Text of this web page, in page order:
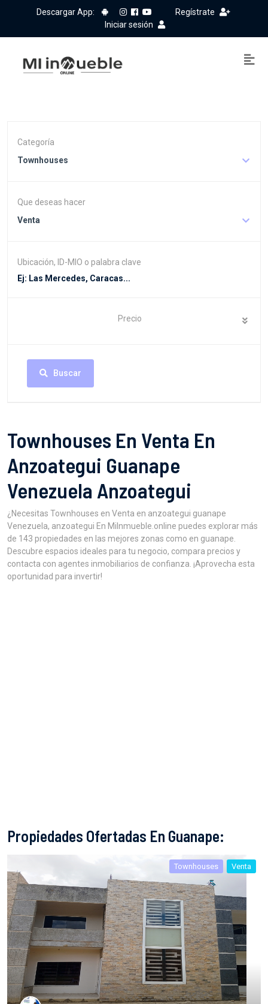
Descargar App:
Regístrate
Iniciar sesión
Categoría
Townhouses
Que deseas hacer
Venta
Ubicación, ID-MIO o palabra clave
Precio
Buscar
Townhouses En Venta En
Anzoategui Guanape
Venezuela Anzoategui
¿Necesitas Townhouses en Venta en anzoategui guanape
Venezuela, anzoategui En MiInmueble.online puedes explorar más
de 143 propiedades en las mejores zonas como en guanape.
Descubre espacios ideales para tu negocio, compara precios y
contacta con agentes inmobiliarios de confianza. ¡Aprovecha esta
oportunidad para invertir!
Propiedades Ofertadas En Guanape:
Townhouses Venta